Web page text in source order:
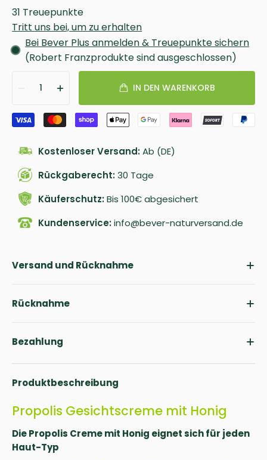
31 Treuepunkte
Tritt uns bei, um zu erhalten
Bei Bever Plus anmelden & Treuepunkte sichern
(Robert Franzprodukte sind ausgeschlossen)
1 IN DEN WARENKORB
Kostenloser Versand:Ab (DE)
Rückgaberecht:30 Tage
Käuferschutz:Bis 100€ abgesichert
Kundenservice:info@bever-naturversand.de
Versand und Rücknahme
Rücknahme
Bezahlung
Produktbeschreibung
Propolis Gesichtscreme mit Honig
Die Propolis Creme mit Honig eignet sich für jeden
Haut-Typ